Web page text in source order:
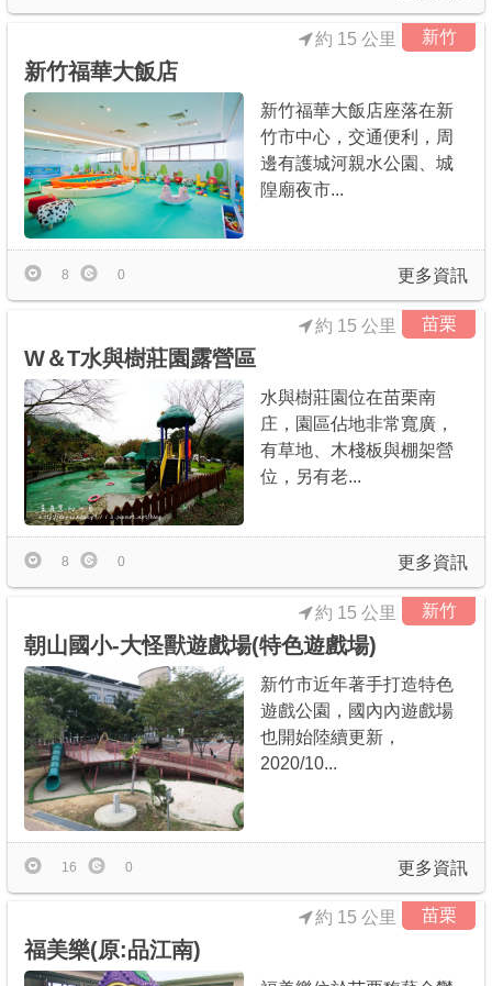
新竹
新竹福華大飯店
約 15 公里
新竹福華大飯店座落在新
竹市中心，交通便利，周
邊有護城河親水公園、城
隍廟夜市...
更多資訊
8 0
苗栗
W＆T水與樹莊園露營區
約 15 公里
水與樹莊園位在苗栗南
庄，園區佔地非常寬廣，
有草地、木棧板與棚架營
位，另有老...
更多資訊
8 0
新竹
朝山國小-大怪獸遊戲場(特色遊戲場)
約 15 公里
新竹市近年著手打造特色
遊戲公園，國內內遊戲場
也開始陸續更新，
2020/10...
更多資訊
16 0
苗栗
福美樂(原:品江南)
約 15 公里